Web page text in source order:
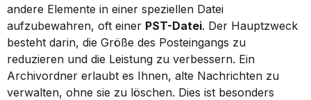
andere Elemente in einer speziellen Datei
aufzubewahren, oft einer PST-Datei. Der Hauptzweck
besteht darin, die Größe des Posteingangs zu
reduzieren und die Leistung zu verbessern. Ein
Archivordner erlaubt es Ihnen, alte Nachrichten zu
verwalten, ohne sie zu löschen. Dies ist besonders